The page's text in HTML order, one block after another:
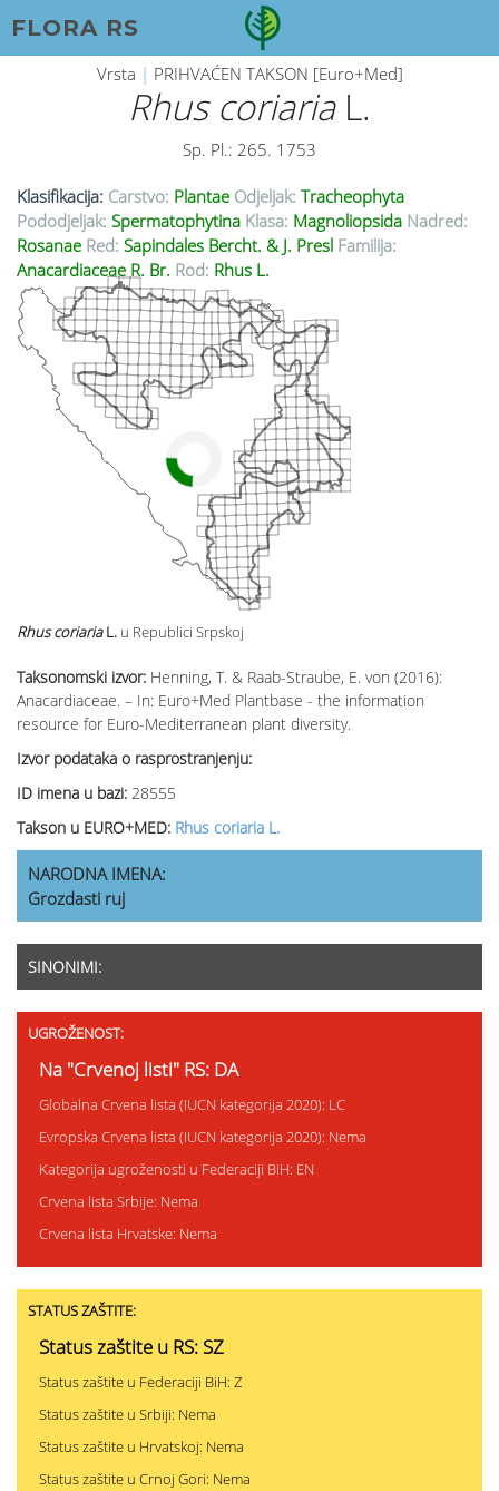
FLORA RS
Vrsta | PRIHVAĆEN TAKSON [Euro+Med]
Rhus coriariaL.
Sp. Pl.: 265. 1753
Klasifikacija: Carstvo: Plantae Odjeljak: Tracheophyta
Pododjeljak: Spermatophytina Klasa: Magnoliopsida Nadred:
Rosanae Red: Sapindales Bercht. & J. Presl Familija:
Anacardiaceae R. Br. Rod: Rhus L.
Taksonomski izvor: Henning, T. & Raab-Straube, E. von (2016):
Anacardiaceae. – In: Euro+Med Plantbase - the information
resource for Euro-Mediterranean plant diversity.
Izvor podataka o rasprostranjenju:
ID imena u bazi: 28555
Takson u EURO+MED: Rhus coriaria L.
Rhus coriariaL. u Republici Srpskoj
NARODNA IMENA:
Grozdasti ruj
SINONIMI:
UGROŽENOST:
Na "Crvenoj listi" RS: DA
Globalna Crvena lista (IUCN kategorija 2020): LC
Evropska Crvena lista (IUCN kategorija 2020): Nema
Kategorija ugroženosti u Federaciji BiH: EN
Crvena lista Srbije: Nema
Crvena lista Hrvatske: Nema
STATUS ZAŠTITE:
Status zaštite u RS: SZ
Status zaštite u Federaciji BiH: Z
Status zaštite u Srbiji: Nema
Status zaštite u Hrvatskoj: Nema
Status zaštite u Crnoj Gori: Nema